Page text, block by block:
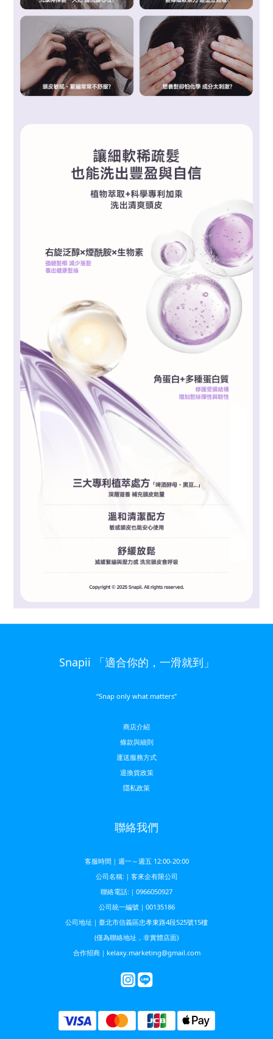
Snapii 「適合你的，一滑就到」
“Snap only what matters”
商店介紹
條款與細則
運送服務方式
退換貨政策
隱私政策
聯絡我們
客服時間｜週一～週五 12:00-20:00
公司名稱:｜客來企有限公司
聯絡電話:｜0966050927
公司統一編號｜00135186
公司地址｜臺北市信義區忠孝東路4段525號15樓
(僅為聯絡地址，非實體店面)
合作招商｜kelaxy.marketing@gmail.com